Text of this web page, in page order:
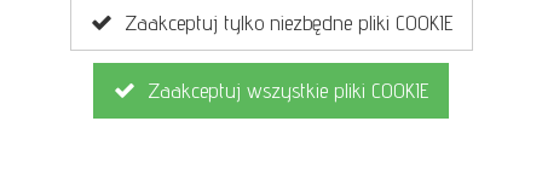
Zaakceptuj tylko niezbędne pliki COOKIE
Zaakceptuj wszystkie pliki COOKIE
Copyright © 2026MGN Group. Wszelkie prawa zastrzeżone.
Projekt i wykonanieAmbicodedla MGN Group.